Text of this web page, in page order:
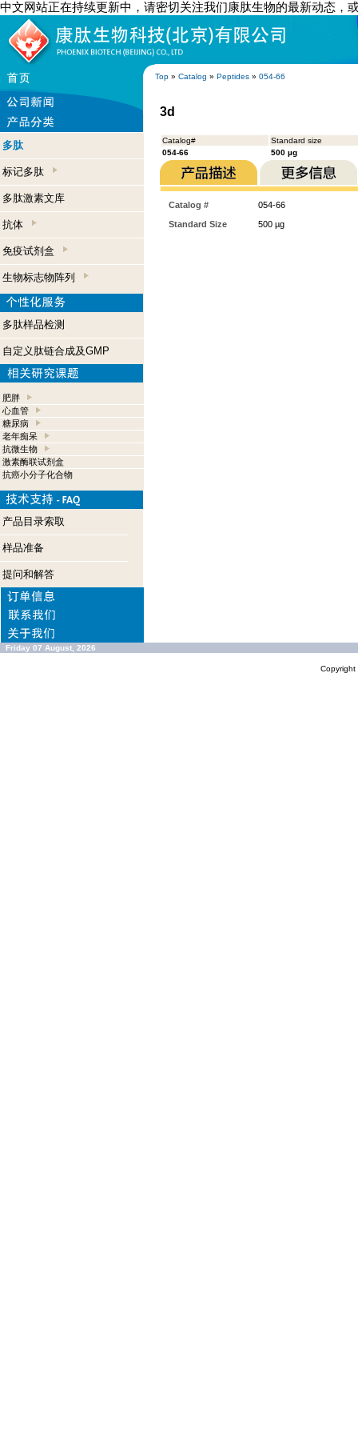
中文网站正在持续更新中，请密切关注我们康肽生物的最新动态，
Top » Catalog » Peptides » 054-66
多肽
标记多肽
多肽激素文库
抗体
免疫试剂盒
生物标志物阵列
多肽样品检测
自定义肽链合成及GMP
肥胖
心血管
糖尿病
老年痴呆
抗微生物
激素酶联试剂盒
抗癌小分子化合物
产品目录索取
样品准备
提问和解答
3d
Catalog#
Standard size
054-66
500 µg
Catalog #
054-66
Standard Size
500 µg
Friday 07 August, 2026